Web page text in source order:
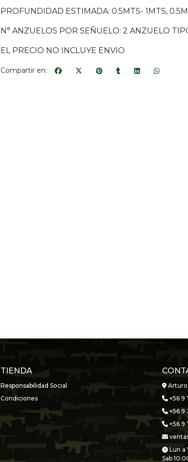
PROFUNDIDAD ESTIMADA: 0.5MTS- 1MTS,
N° ANZUELOS POR SEÑUELO: 2 ANZUELO
EL PRECIO NO INCLUYE ENVIO
Compartir en:
TIENDA
Responsabilidad Social
Condiciones
Arturo
+56 9
+56 9
+56 9
Lun a
Sab